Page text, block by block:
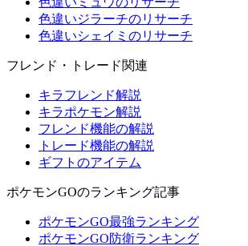
色違いジラーチのリサーチ
色違いシェイミのリサーチ
フレンド・トレード関連
キラフレンド解説
キラポケモン解説
フレンド機能の解説
トレード機能の解説
ギフトのアイテム
ポケモンGOのランキング記事
ポケモンGO最強ランキング
ポケモンGO防衛ランキング